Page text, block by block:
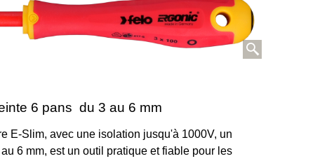
6 pans du 3 au 6 mm
E-Slim, avec une isolation jusqu'à 1000V, un
6 mm, est un outil pratique et fiable pour les